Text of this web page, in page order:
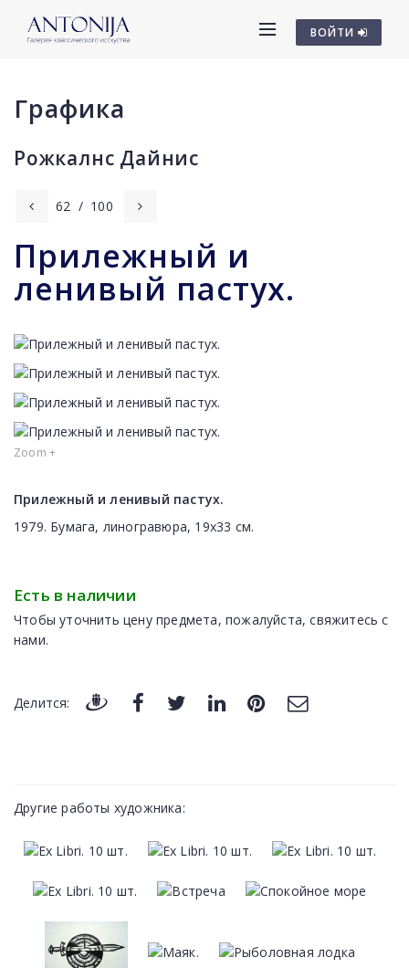
ВОЙТИ
Графика
Рожкалнс Дайниc
62 / 100
Прилежный и
ленивый пастух.
Zoom +
Прилежный и ленивый пастух.
1979. Бумага, линогравюра, 19х33 см.
Есть в наличии
Чтобы уточнить цену предмета, пожалуйста, свяжитесь с
нами.
Делится:
Другие работы художника: